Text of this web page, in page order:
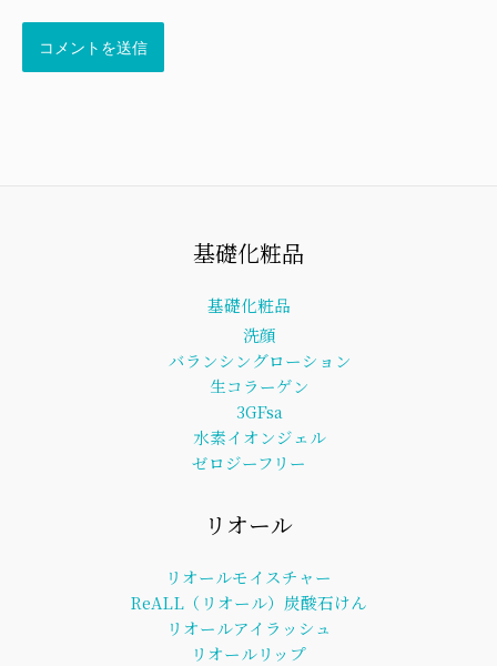
基礎化粧品
基礎化粧品
洗顔
バランシングローション
生コラーゲン
3GFsa
水素イオンジェル
ゼロジーフリー
リオール
リオールモイスチャー
ReALL（リオール）炭酸石けん
リオールアイラッシュ
リオールリップ